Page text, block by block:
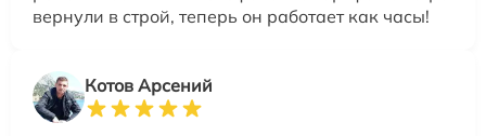
вернули в строй, теперь он работает как часы!
Котов Арсений